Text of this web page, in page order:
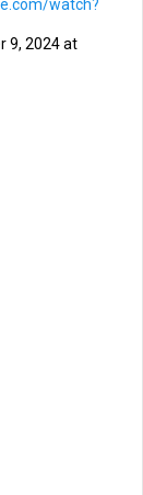
watch?
9, 2024 at